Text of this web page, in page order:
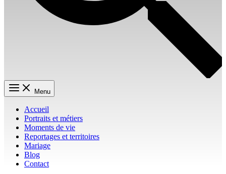
Menu
Accueil
Portraits et métiers
Moments de vie
Reportages et territoires
Mariage
Blog
Contact